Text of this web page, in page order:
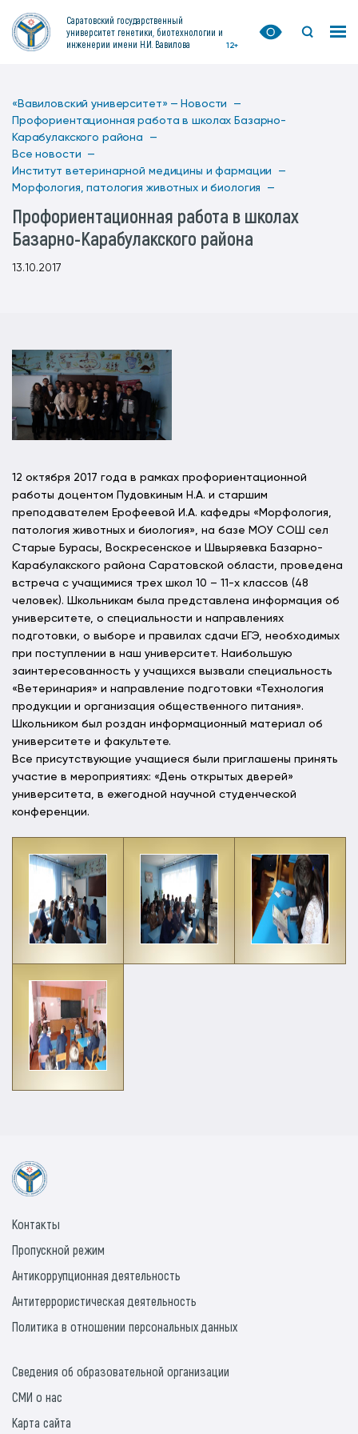
Саратовский государственный
университет генетики, биотехнологии и
инженерии имени Н.И. Вавилова
12+
«Вавиловский университет» — Новости —
Профориентационная работа в школах Базарно-
Карабулакского района —
Все новости —
Институт ветеринарной медицины и фармации —
Морфология, патология животных и биология —
Профориентационная работа в школах
Базарно-Карабулакского района
13.10.2017
12 октября 2017 года в рамках профориентационной
работы доцентом Пудовкиным Н.А. и старшим
преподавателем Ерофеевой И.А. кафедры «Морфология,
патология животных и биология», на базе МОУ СОШ сел
Старые Бурасы, Воскресенское и Швыряевка Базарно-
Карабулакского района Саратовской области, проведена
встреча с учащимися трех школ 10 – 11-х классов (48
человек). Школьникам была представлена информация об
университете, о специальности и направлениях
подготовки, о выборе и правилах сдачи ЕГЭ, необходимых
при поступлении в наш университет. Наибольшую
заинтересованность у учащихся вызвали специальность
«Ветеринария» и направление подготовки «Технология
продукции и организация общественного питания».
Школьником был роздан информационный материал об
университете и факультете.
Все присутствующие учащиеся были приглашены принять
участие в мероприятиях: «День открытых дверей»
университета, в ежегодной научной студенческой
конференции.
Контакты
Пропускной режим
Антикоррупционная деятельность
Антитеррористическая деятельность
Политика в отношении персональных данных
Сведения об образовательной организации
СМИ о нас
Карта сайта